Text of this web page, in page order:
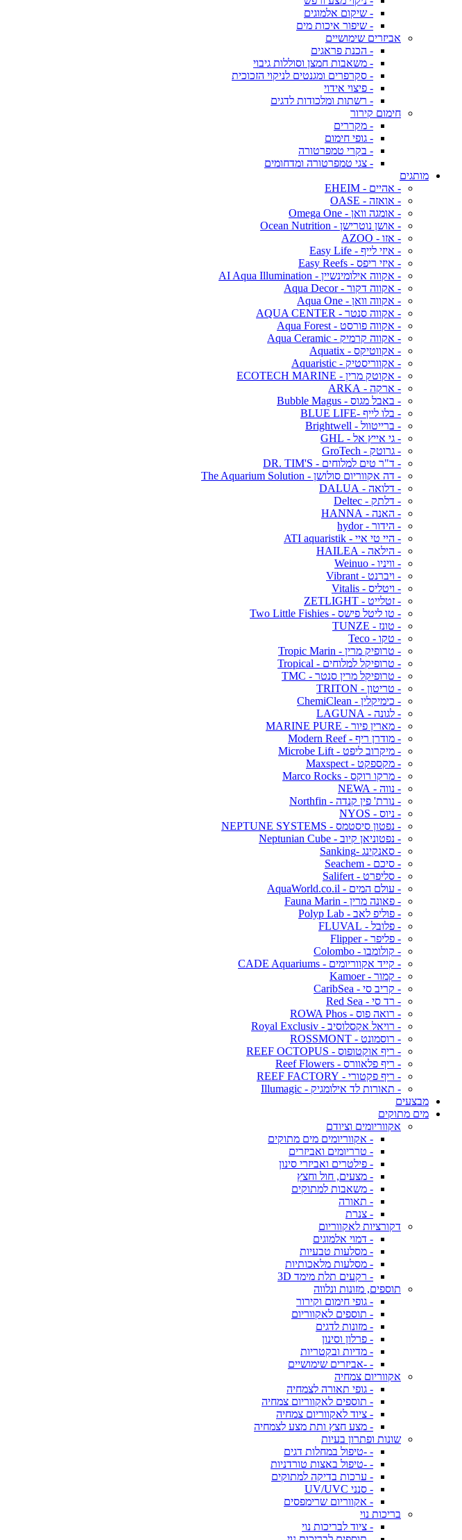
- שיקום אלמוגים
- שיפור איכות מים
אביזרים שימושיים
- הכנת פראגים
- משאבות חמצן וסוללות גיבוי
- סקרפרים ומגנטים לניקוי הזכוכית
- פיצוי אידוי
- רשתות ומלכודות לדגים
חימום קירור
- מקררים
- גופי חימום
- בקרי טמפרטורה
- צגי טמפרטורה ומדחומים
מותגים
- אהיים - EHEIM
- אואזה - OASE
- אומגה וואן - Omega One
- אושן נוטרישן - Ocean Nutrition
- אזו - AZOO
- איזי לייף - Easy Life
- איזי ריפס - Easy Reefs
- אקווה אילומינשיין - AI Aqua Illumination
- אקווה דקור - Aqua Decor
- אקווה וואן - Aqua One
- אקווה סנטר - AQUA CENTER
- אקווה פורסט - Aqua Forest
- אקווה קרמיק - Aqua Ceramic
- אקווטיקס - Aquatix
- אקווריסטיק - Aquaristic
- אקוטק מרין - ECOTECH MARINE
- ארקה - ARKA
- באבל מגוס - Bubble Magus
- בלו לייף -BLUE LIFE
- ברייטוול - Brightwell
- גי אייץ אל - GHL
- גרוטק - GroTech
- ד"ר טים למלוחים - DR. TIM'S
- דה אקווריום סולושן - The Aquarium Solution
- דלואה - DALUA
- דלתק - Deltec
- האנה - HANNA
- הידור - hydor
- היי טי איי - ATI aquaristik
- הילאה - HAILEA
- וויניו - Weinuo
- ויברנט - Vibrant
- ויטליס - Vitalis
- זטלייט - ZETLIGHT
- טו ליטל פישס - Two Little Fishies
- טונז - TUNZE
- טקו - Teco
- טרופיק מרין - Tropic Marin
- טרופיקל למלוחים - Tropical
- טרופיקל מרין סנטר - TMC
- טריטון - TRITON
- כימיקלין - ChemiClean
- לגונה - LAGUNA
- מארין פיור - MARINE PURE
- מודרן ריף - Modern Reef
- מיקרוב ליפט - Microbe Lift
- מקספקט - Maxspect
- מרקו רוקס - Marco Rocks
- נווה - NEWA
- נורת' פין קנדה - Northfin
- ניוס - NYOS
- נפטון סיסטמס - NEPTUNE SYSTEMS
- נפטוניאן קיוב - Neptunian Cube
- סאנקינג -Sanking
- סיכם - Seachem
- סליפרט - Salifert
- עולם המים - AquaWorld.co.il
- פאונה מרין - Fauna Marin
- פוליפ לאב - Polyp Lab
- פלובל - FLUVAL
- פליפר - Flipper
- קולומבו - Colombo
- קייד אקווריומים - CADE Aquariums
- קמור - Kamoer
- קריב סי - CaribSea
- רד סי - Red Sea
- רואה פוס - ROWA Phos
- רויאל אקסלוסיב - Royal Exclusiv
- רוסמונט - ROSSMONT
- ריף אוקטופוס - REEF OCTOPUS
- ריף פלאוורס - Reef Flowers
- ריף פקטורי - REEF FACTORY
- תאורות לד אילומגיק - Illumagic
מבצעים
מים מתוקים
אקווריומים וציודם
- אקווריומים מים מתוקים
- טרריומים ואביזרים
- פילטרים ואביזרי סינון
- מצעים, חול וחצץ
- משאבות למתוקים
- תאורה
- צנרת
דקורציות לאקווריום
- דמוי אלמוגים
- מסלעות טבעיות
- מסלעות מלאכותיות
- רקעים תלת מימד 3D
תוספים, מזונות ונלווה
- גופי חימום וקירור
- תוספים לאקווריום
- מזונות לדגים
- פרלון וסינון
- מדיות ובקטריות
- -אביזרים שימושיים
אקווריום צמחיה
- גופי תאורה לצמחיה
- תוספים לאקווריום צמחיה
- ציוד לאקווריום צמחיה
- מצע חצץ ותת מצע לצמחיה
שונות ופתרון בעיות
- -טיפול במחלות דגים
- -טיפול באצות טורדניות
- ערכות בדיקה למתוקים
- סנני UV/UVC
- אקווריום שרימפסים
בריכות נוי
- ציוד לבריכות נוי